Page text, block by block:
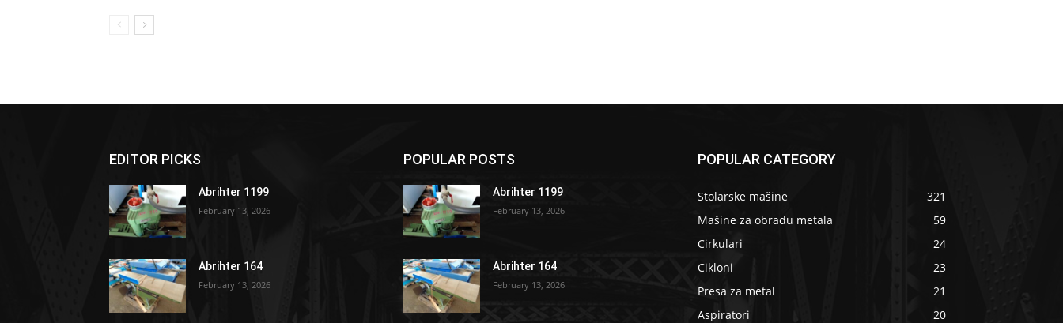
EDITOR PICKS
Abrihter 1199
February 13, 2026
Abrihter 164
February 13, 2026
POPULAR POSTS
Abrihter 1199
February 13, 2026
Abrihter 164
February 13, 2026
POPULAR CATEGORY
Stolarske mašine
321
Mašine za obradu metala
59
Cirkulari
24
Cikloni
23
Presa za metal
21
Aspiratori
20